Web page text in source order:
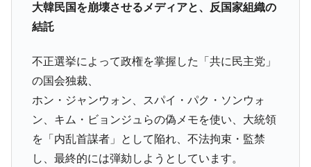
Fact1 今話題の「楽天ライオンズ」とは？
Fact1
全て勝つといくら？ 競馬GI競走で勝利騎手がもら
える賞金とは？
Fact1 平成仮面ライダーの意外すぎるモチーフとは？
Fact1
発表から2日で大崩壊、鳴かず飛ばずに終わりそう
なスーパーリーグとは？
Fact1
日本人マスターズ挑戦の歴史。松山以前に最高位
大韓民国を崩壊させるメディアと、反国家組織の
結託
不正選挙によって政権を掌握した「共に民主党」
の国会独裁、
ホン・ジャンウォン、スパイ・パク・ソンウォ
ン、キム・ビョンジュらの偽メモを使い、大統領
を「内乱首謀者」として陥れ、不法拘束・監禁
し、最終的には弾劾しようとしています。